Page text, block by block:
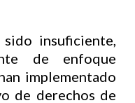
insuficiente,
de enfoque
implementado
de derechos de